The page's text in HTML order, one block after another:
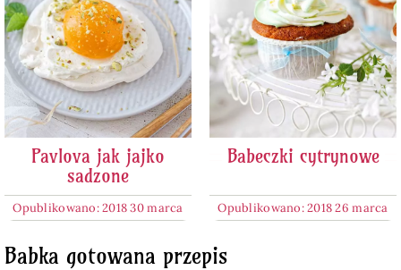
Pavlova jak jajko
sadzone
Opublikowano: 2018 30 marca
Babeczki cytrynowe
Opublikowano: 2018 26 marca
Babka gotowana przepis